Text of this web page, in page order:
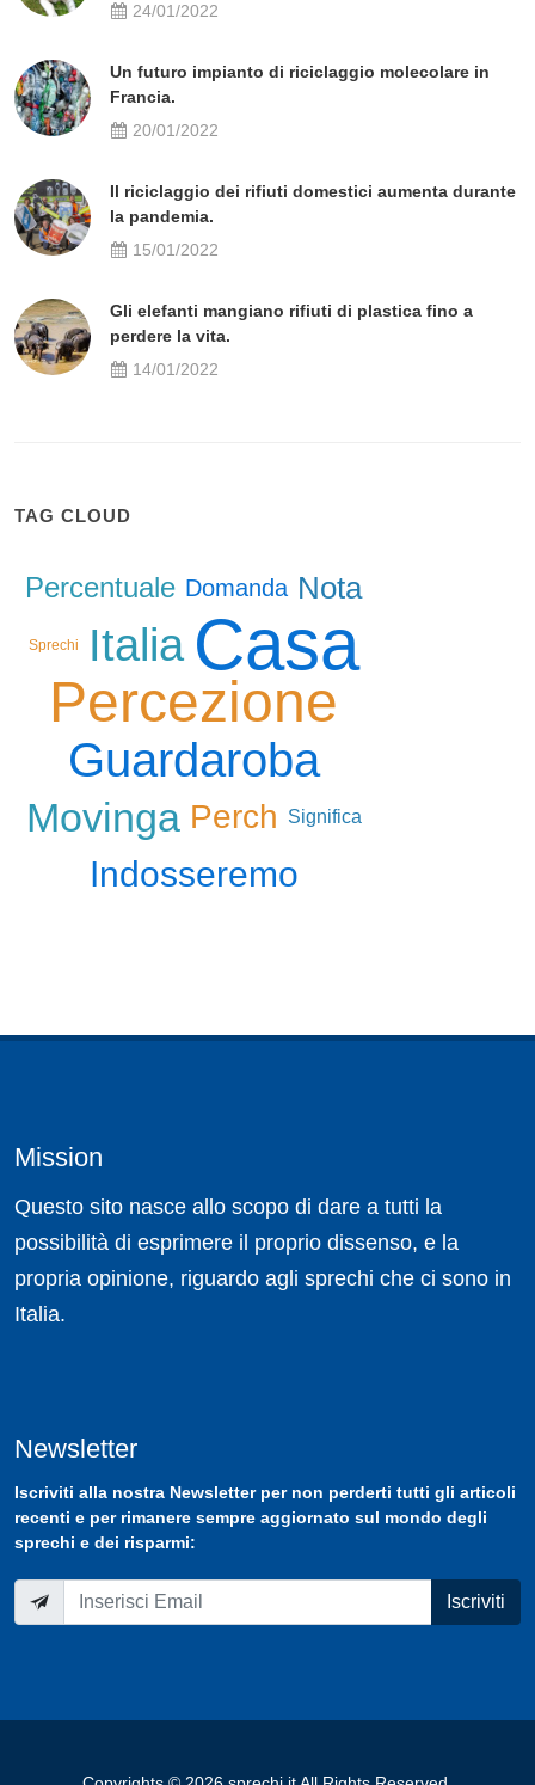
24/01/2022
Un futuro impianto di riciclaggio molecolare in
Francia.
20/01/2022
Il riciclaggio dei rifiuti domestici aumenta durante
la pandemia.
15/01/2022
Gli elefanti mangiano rifiuti di plastica fino a
perdere la vita.
14/01/2022
TAG CLOUD
Percentuale Domanda Nota
Sprechi Italia Casa
Percezione
Guardaroba
Movinga Perch Significa
Indosseremo
Mission
Questo sito nasce allo scopo di dare a tutti la
possibilità di esprimere il proprio dissenso, e la
propria opinione, riguardo agli sprechi che ci sono in
Italia.
Newsletter
Iscriviti alla nostra Newsletterper non perderti tutti gli articoli
recenti e per rimanere sempre aggiornato sul mondo degli
sprechi e dei risparmi:
Iscriviti